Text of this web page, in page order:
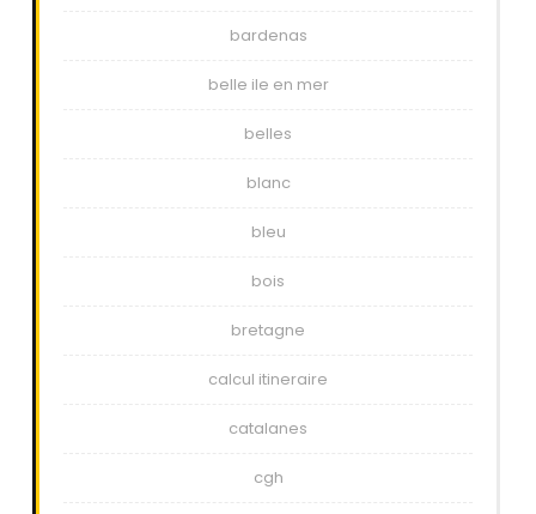
bardenas
belle ile en mer
belles
blanc
bleu
bois
bretagne
calcul itineraire
catalanes
cgh